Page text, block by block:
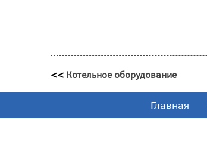
<< Котельное оборудование
Главная